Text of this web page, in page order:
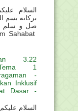
السلام
بركاته بسم
صل و سلم
3.22
1
-
Inklusif
Dasar -